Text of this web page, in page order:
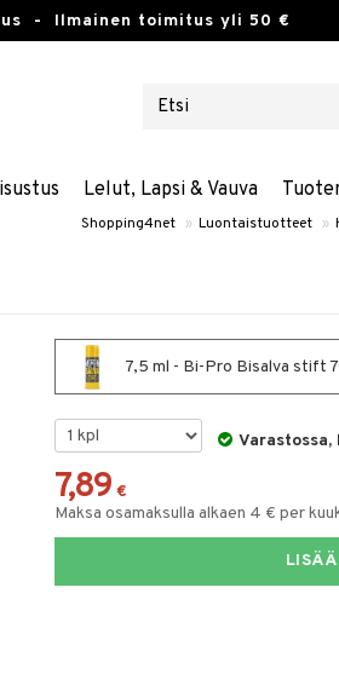
- Ilmainen toimitus yli 50 €
Lelut, Lapsi & Vauva
Shopping4net » Luontaistuotteet »
7,5 ml - Bi-Pro Bisalva stift
7,89 €
Maksa osamaksulla alkaen 4 € per